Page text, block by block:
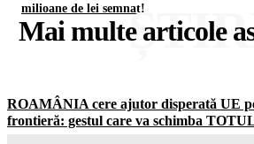
milioane de lei semnat!
Mai multe articole
ROAMÂNIA cere ajutor disperată UE
frontieră: gestul care va schimba